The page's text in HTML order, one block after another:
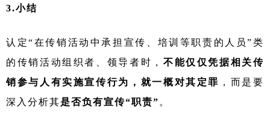
3.小结
认定“在传销活动中承担宣传、培训等职责的人员”类
的传销活动组织者、领导者时， 不能仅仅凭据相关传
销参与人有实施宣传行为，就一概对其定罪 ，而是要
深入分析其是否负有宣传“职责” 。